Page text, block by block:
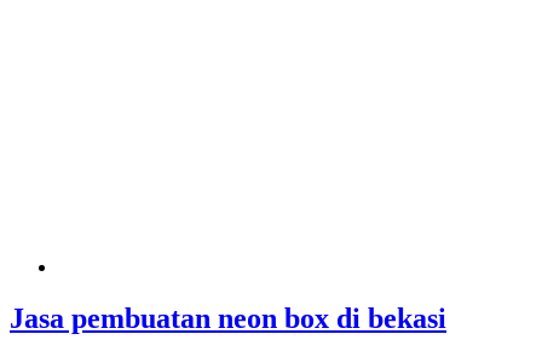
Jasa pembuatan neon box di bekasi